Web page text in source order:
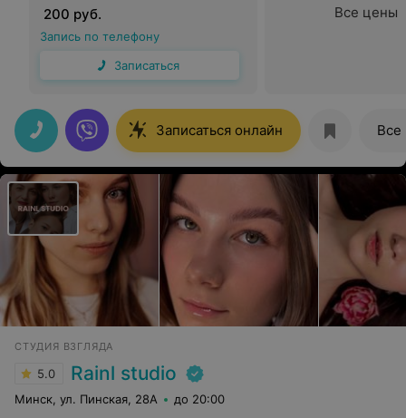
200 руб.
Запись по телефону
Записаться
Все цены
Записаться онлайн
СТУДИЯ ВЗГЛЯДА
5.0 Rainl studio
Минск, ул. Пинская, 28А до 20:00